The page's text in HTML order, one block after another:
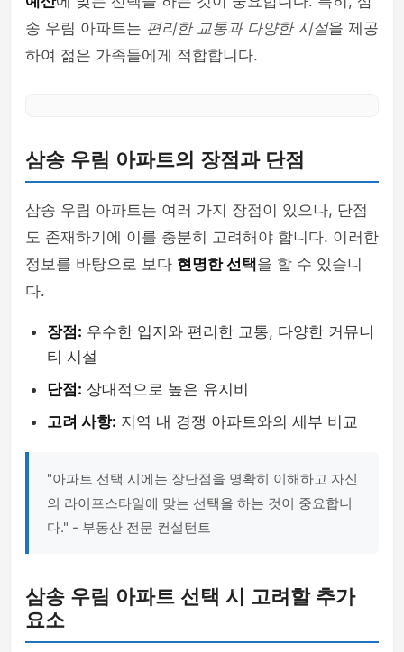
송 우림 아파트는 편리한 교통과 다양한 시설을 제공
하여 젊은 가족들에게 적합합니다.
삼송 우림 아파트의 장점과 단점
삼송 우림 아파트는 여러 가지 장점이 있으나, 단점
도 존재하기에 이를 충분히 고려해야 합니다. 이러한
정보를 바탕으로 보다 현명한 선택을 할 수 있습니
다.
장점: 우수한 입지와 편리한 교통, 다양한 커뮤니
티 시설
단점: 상대적으로 높은 유지비
고려 사항: 지역 내 경쟁 아파트와의 세부 비교
"아파트 선택 시에는 장단점을 명확히 이해하고 자신
의 라이프스타일에 맞는 선택을 하는 것이 중요합니
다." - 부동산 전문 컨설턴트
삼송 우림 아파트 선택 시 고려할 추가
요소